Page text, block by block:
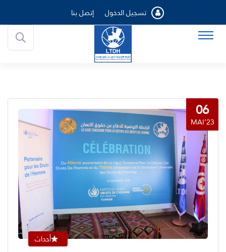
تسجيل الدخول إتصل بنا
06
MAI’23
أحداث